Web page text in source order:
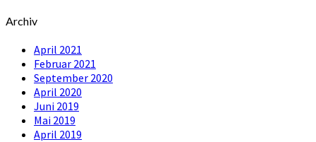
Archiv
April 2021
Februar 2021
September 2020
April 2020
Juni 2019
Mai 2019
April 2019